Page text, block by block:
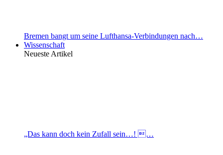
Bremen bangt um seine Lufthansa-Verbindungen nach…
Wissenschaft
Neueste Artikel
„Das kann doch kein Zufall sein…! …